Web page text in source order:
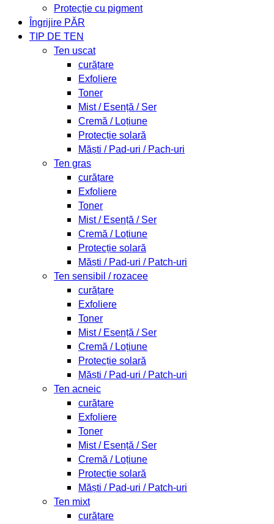
Protecție cu pigment
Îngrijire PĂR
TIP DE TEN
Ten uscat
curățare
Exfoliere
Toner
Mist / Esență / Ser
Cremă / Loțiune
Protecție solară
Măști / Pad-uri / Pach-uri
Ten gras
curățare
Exfoliere
Toner
Mist / Esență / Ser
Cremă / Loțiune
Protecție solară
Măști / Pad-uri / Patch-uri
Ten sensibil / rozacee
curățare
Exfoliere
Toner
Mist / Esență / Ser
Cremă / Loțiune
Protecție solară
Măști / Pad-uri / Patch-uri
Ten acneic
curățare
Exfoliere
Toner
Mist / Esență / Ser
Cremă / Loțiune
Protecție solară
Măști / Pad-uri / Patch-uri
Ten mixt
curățare